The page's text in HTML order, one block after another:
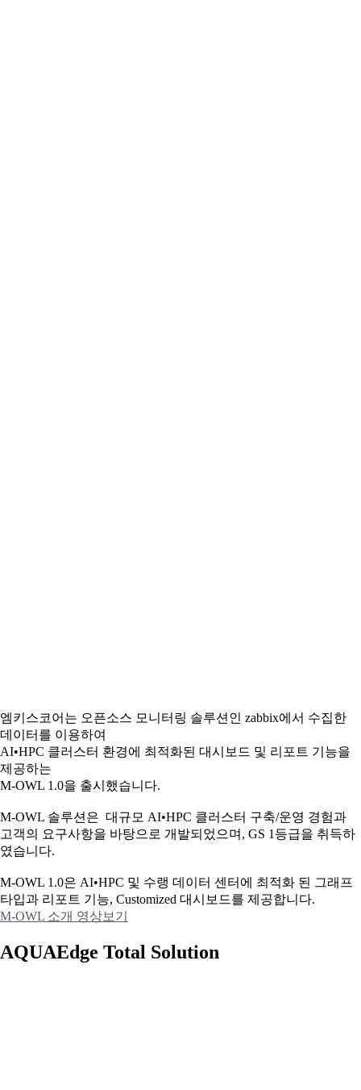
엠키스코어는 오픈소스 모니터링 솔루션인 zabbix에서 수집한
데이터를 이용하여
AI•HPC 클러스터 환경에 최적화된 대시보드 및 리포트 기능을
제공하는
M-OWL 1.0을 출시했습니다.
M-OWL 솔루션은 대규모 AI•HPC 클러스터 구축/운영 경험과
고객의 요구사항을 바탕으로 개발되었으며, GS 1등급을 취득하
였습니다.
M-OWL 1.0은 AI•HPC 및 수랭 데이터 센터에 최적화 된 그래프
타입과 리포트 기능, Customized 대시보드를 제공합니다.
M-OWL 소개 영상보기
AQUAEdge Total Solution